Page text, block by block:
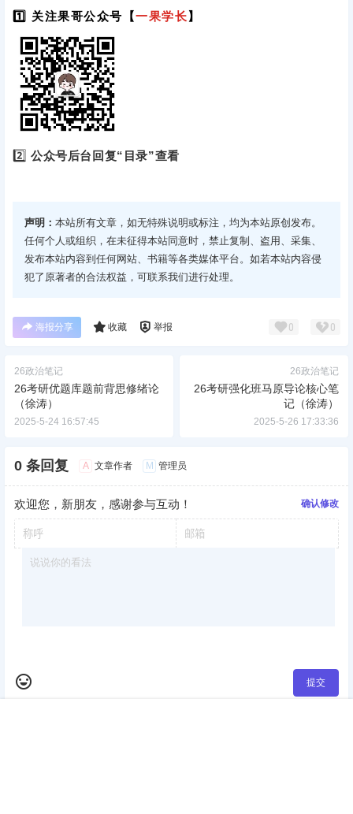
1️⃣ 关注果哥公众号【一果学长】
2️⃣公众号后台回复“目录”查看
声明： 本站所有文章，如无特殊说明或标注，均为本站原创发布。
任何个人或组织，在未征得本站同意时，禁止复制、盗用、采集、
发布本站内容到任何网站、书籍等各类媒体平台。如若本站内容侵
犯了原著者的合法权益，可联系我们进行处理。
海报分享 收藏 举报 0 0
26政治笔记
26考研优题库题前背思修绪论
（徐涛）
2025-5-24 16:57:45
26政治笔记
26考研强化班马原导论核心笔
记（徐涛）
2025-5-26 17:33:36
0 条回复 A 文章作者 M 管理员
欢迎您，新朋友，感谢参与互动！ 确认修改
提交